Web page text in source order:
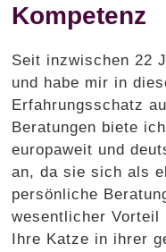
Kompetenz
Seit inzwischen 22
und habe mir in
Erfahrungsschatz
Beratungen biete
europaweit und
an, da sie sich als
persönliche
wesentlicher Vorteil
Ihre Katze in ihrer